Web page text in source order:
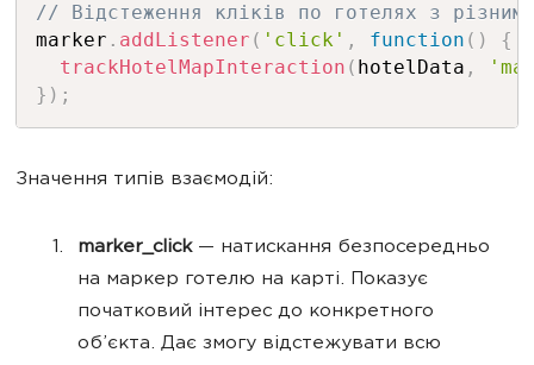
// Відстеження кліків по готелях з
marker . addListener ( 'click' , function ( )
{
trackHotelMapInteraction ( hotelData ,
} ) ;
Значення типів взаємодій:
marker_click— натискання безпосередньо
на маркер готелю на карті. Показує
початковий інтерес до конкретного
об’єкта. Дає змогу відстежувати всю